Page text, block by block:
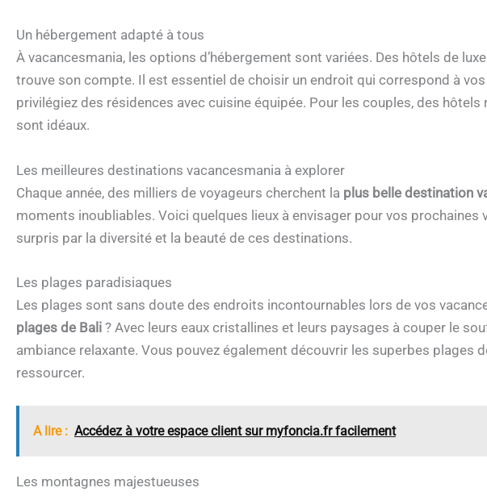
Un hébergement adapté à tous
À vacancesmania, les options d’hébergement sont variées. Des hôtels de
trouve son compte. Il est essentiel de choisir un endroit qui correspond à
privilégiez des résidences avec cuisine équipée. Pour les couples, des
sont idéaux.
Les meilleures destinations vacancesmania à explorer
Chaque année, des milliers de voyageurs cherchent la plus belle destination
moments inoubliables. Voici quelques lieux à envisager pour vos prochaines
surpris par la diversité et la beauté de ces destinations.
Les plages paradisiaques
Les plages sont sans doute des endroits incontournables lors de vos
plages de Bali ? Avec leurs eaux cristallines et leurs paysages à couper le
ambiance relaxante. Vous pouvez également découvrir les superbes plages
ressourcer.
A lire : Accédez à votre espace client sur myfoncia.fr facilement
Les montagnes majestueuses